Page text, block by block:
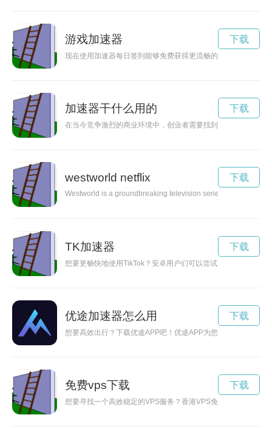
游戏加速器
现在使用加速器每日签到能够免费获得更流畅的网络体验，让你
下载
加速器干什么用的
在当今竞争激烈的商业环境中，创业者需要找到加速器来帮助
下载
westworld netflix
Westworld is a groundbreaking television series that delves
下载
TK加速器
想要更畅快地使用TikTok？安卓用户们可以尝试免费的加速器
下载
优途加速器怎么用
想要高效出行？下载优途APP吧！优途APP为您提供多种出行
下载
免费vps下载
想要寻找一个高效稳定的VPS服务？香港VPS免费提供您最佳
下载